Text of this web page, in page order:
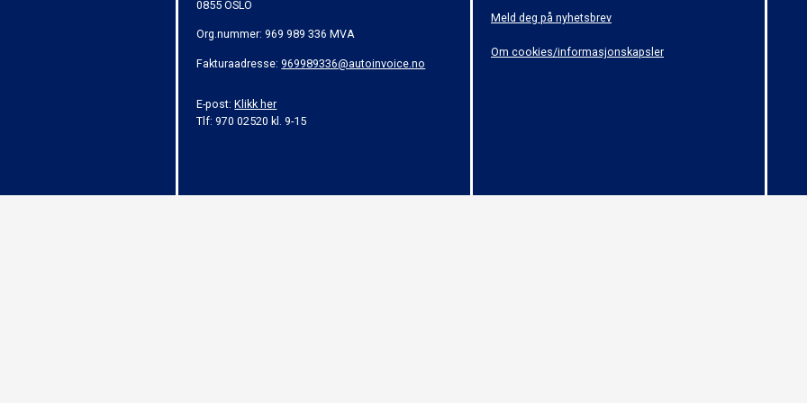
0855 OSLO
Org.nummer: 969 989 336 MVA
Fakturaadresse:969989336@autoinvoice.no
E-post:Klikk her
Tlf: 970 02520 kl. 9-15
Meld deg på nyhetsbrev
Om cookies/informasjonskapsler